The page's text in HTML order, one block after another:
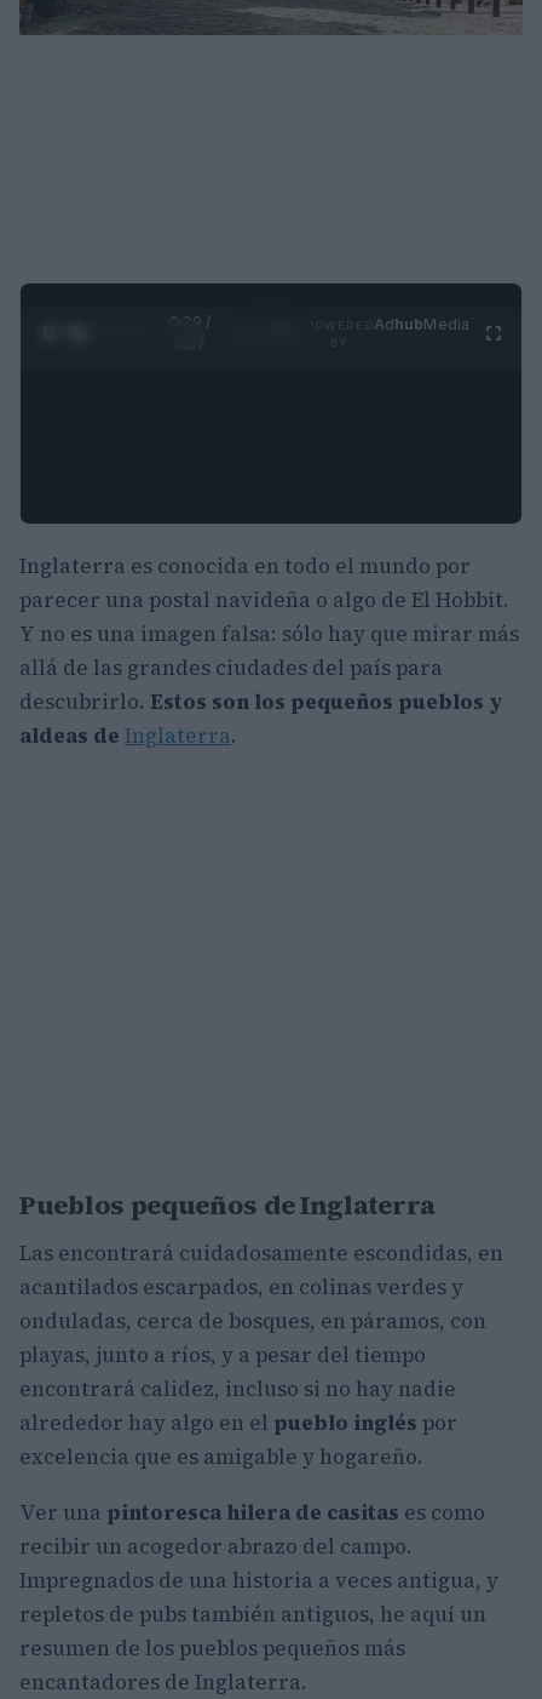
0:30 /
AdhubMedia
Inglaterra es conocida en todo el mundo por
parecer una postal navideña o algo de El Hobbit.
Y no es una imagen falsa: sólo hay que mirar más
allá de las grandes ciudades del país para
descubrirlo. Estos son los pequeños pueblos y
aldeas de Inglaterra.
Pueblos pequeños de Inglaterra
Las encontrará cuidadosamente escondidas, en
acantilados escarpados, en colinas verdes y
onduladas, cerca de bosques, en páramos, con
playas, junto a ríos, y a pesar del tiempo
encontrará calidez, incluso si no hay nadie
alrededor hay algo en el pueblo inglés por
excelencia que es amigable y hogareño.
Ver una pintoresca hilera de casitas es como
recibir un acogedor abrazo del campo.
Impregnados de una historia a veces antigua, y
repletos de pubs también antiguos, he aquí un
resumen de los pueblos pequeños más
encantadores de Inglaterra.